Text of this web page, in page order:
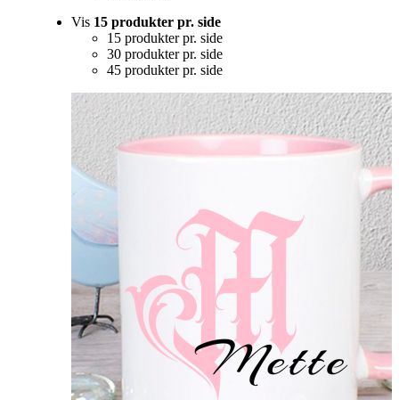
Vis 15 produkter pr. side
15 produkter pr. side
30 produkter pr. side
45 produkter pr. side